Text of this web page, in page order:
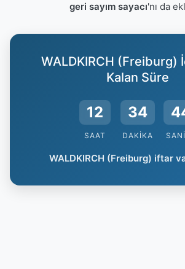
geri sayım sayacı'nı da
WALDKIRCH (Freiburg)
Kalan Süre
12
SAAT
34
DAKIKA
WALDKIRCH (Freiburg) iftar